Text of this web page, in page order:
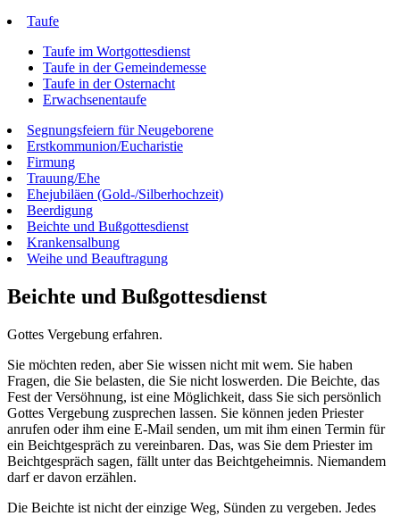
Taufe
Taufe im Wortgottesdienst
Taufe in der Gemeindemesse
Taufe in der Osternacht
Erwachsenentaufe
Segnungsfeiern für Neugeborene
Erstkommunion/Eucharistie
Firmung
Trauung/Ehe
Ehejubiläen (Gold-/Silberhochzeit)
Beerdigung
Beichte und Bußgottesdienst
Krankensalbung
Weihe und Beauftragung
Beichte und Bußgottesdienst
Gottes Vergebung erfahren.
Sie möchten reden, aber Sie wissen nicht mit wem. Sie haben
Fragen, die Sie belasten, die Sie nicht loswerden. Die Beichte, das
Fest der Versöhnung, ist eine Möglichkeit, dass Sie sich persönlich
Gottes Vergebung zusprechen lassen. Sie können jeden Priester
anrufen oder ihm eine E-Mail senden, um mit ihm einen Termin für
ein Beichtgespräch zu vereinbaren. Das, was Sie dem Priester im
Beichtgespräch sagen, fällt unter das Beichtgeheimnis. Niemandem
darf er davon erzählen.
Die Beichte ist nicht der einzige Weg, Sünden zu vergeben. Jedes